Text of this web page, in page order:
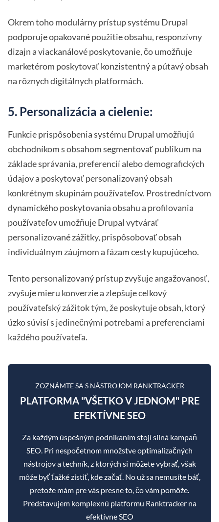
Okrem toho modulárny prístup systému Drupal
podporuje opakované použitie obsahu, responzívny
dizajn a viackanálové poskytovanie, čo umožňuje
marketérom poskytovať konzistentný a pútavý obsah
na rôznych digitálnych platformách.
5. Personalizácia a cielenie:
Funkcie prispôsobenia systému Drupal umožňujú
obchodníkom s obsahom segmentovať publikum na
základe správania, preferencií alebo demografických
údajov a poskytovať personalizovaný obsah
konkrétnym skupinám používateľov. Prostredníctvom
dynamického poskytovania obsahu a profilovania
používateľov umožňuje Drupal vytvárať
personalizované zážitky, prispôsobovať obsah
individuálnym záujmom a fázam cesty kupujúceho.
Tento personalizovaný prístup zvyšuje angažovanosť,
zvyšuje mieru konverzie a zlepšuje celkový
používateľský zážitok tým, že poskytuje obsah, ktorý
úzko súvisí s jedinečnými potrebami a preferenciami
každého používateľa.
ZOZNÁMTE SA S NÁSTROJOM RANKTRACKER
PLATFORMA "VŠETKO V JEDNOM" PRE
EFEKTÍVNE SEO
Za každým úspešným podnikaním stojí silná kampaň
SEO. Pri nespočetnom množstve optimalizačných
nástrojov a techník, z ktorých si môžete vybrať, však
môže byť ťažké zistiť, kde začať. No už sa nemusíte báť,
pretože mám pre vás presne to, čo vám pomôže.
Predstavujem komplexnú platformu Ranktracker na
efektívne SEO